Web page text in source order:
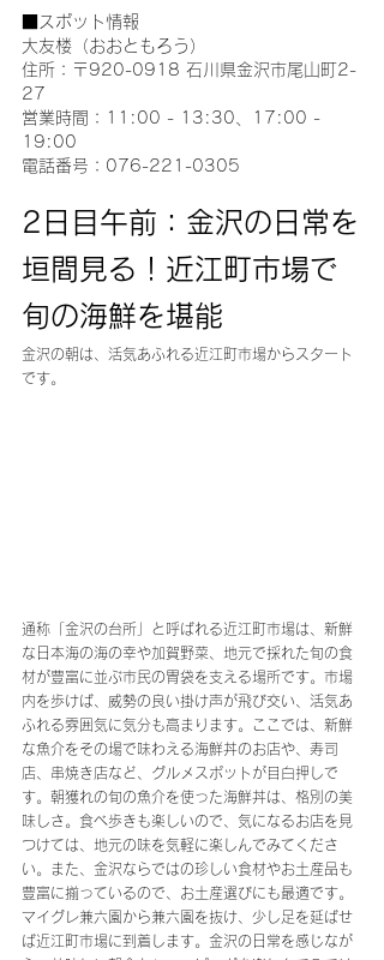
■スポット情報
大友楼（おおともろう）
住所：〒920-0918 石川県金沢市尾山町2-
27
営業時間：11:00 - 13:30、17:00 -
19:00
電話番号：076-221-0305
2日目午前：金沢の日常を
垣間見る！近江町市場で
旬の海鮮を堪能
金沢の朝は、活気あふれる近江町市場からスタート
です。
通称「金沢の台所」と呼ばれる近江町市場は、新鮮
な日本海の海の幸や加賀野菜、地元で採れた旬の食
材が豊富に並ぶ市民の胃袋を支える場所です。市場
内を歩けば、威勢の良い掛け声が飛び交い、活気あ
ふれる雰囲気に気分も高まります。ここでは、新鮮
な魚介をその場で味わえる海鮮丼のお店や、寿司
店、串焼き店など、グルメスポットが目白押しで
す。朝獲れの旬の魚介を使った海鮮丼は、格別の美
味しさ。食べ歩きも楽しいので、気になるお店を見
つけては、地元の味を気軽に楽しんでみてくださ
い。また、金沢ならではの珍しい食材やお土産品も
豊富に揃っているので、お土産選びにも最適です。
マイグレ兼六園から兼六園を抜け、少し足を延ばせ
ば近江町市場に到着します。金沢の日常を感じなが